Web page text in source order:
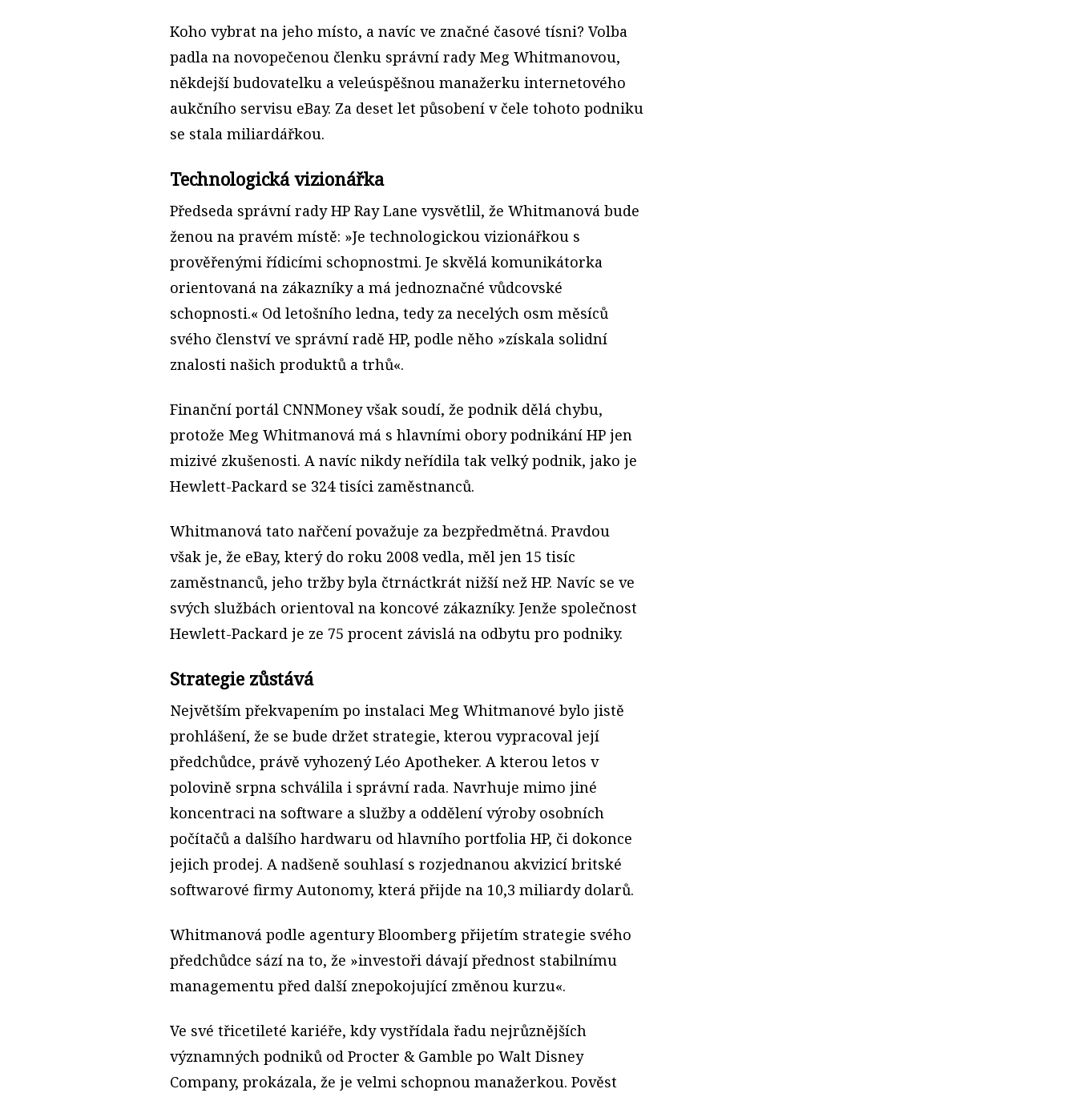
Koho vybrat na jeho místo, a navíc ve značné časové tísni? Volba
padla na novopečenou členku správní rady Meg Whitmanovou,
někdejší budovatelku a veleúspěšnou manažerku internetového
aukčního servisu eBay. Za deset let působení v čele tohoto podniku
se stala miliardářkou.
Technologická vizionářka
Předseda správní rady HP Ray Lane vysvětlil, že Whitmanová bude
ženou na pravém místě: »Je technologickou vizionářkou s
prověřenými řídicími schopnostmi. Je skvělá komunikátorka
orientovaná na zákazníky a má jednoznačné vůdcovské
schopnosti.« Od letošního ledna, tedy za necelých osm měsíců
svého členství ve správní radě HP, podle něho »získala solidní
znalosti našich produktů a trhů«.
Finanční portál CNNMoney však soudí, že podnik dělá chybu,
protože Meg Whitmanová má s hlavními obory podnikání HP jen
mizivé zkušenosti. A navíc nikdy neřídila tak velký podnik, jako je
Hewlett-Packard se 324 tisíci zaměstnanců.
Whitmanová tato nařčení považuje za bezpředmětná. Pravdou
však je, že eBay, který do roku 2008 vedla, měl jen 15 tisíc
zaměstnanců, jeho tržby byla čtrnáctkrát nižší než HP. Navíc se ve
svých službách orientoval na koncové zákazníky. Jenže společnost
Hewlett-Packard je ze 75 procent závislá na odbytu pro podniky.
Strategie zůstává
Největším překvapením po instalaci Meg Whitmanové bylo jistě
prohlášení, že se bude držet strategie, kterou vypracoval její
předchůdce, právě vyhozený Léo Apotheker. A kterou letos v
polovině srpna schválila i správní rada. Navrhuje mimo jiné
koncentraci na software a služby a oddělení výroby osobních
počítačů a dalšího hardwaru od hlavního portfolia HP, či dokonce
jejich prodej. A nadšeně souhlasí s rozjednanou akvizicí britské
softwarové firmy Autonomy, která přijde na 10,3 miliardy dolarů.
Whitmanová podle agentury Bloomberg přijetím strategie svého
předchůdce sází na to, že »investoři dávají přednost stabilnímu
managementu před další znepokojující změnou kurzu«.
Ve své třicetileté kariéře, kdy vystřídala řadu nejrůznějších
významných podniků od Procter & Gamble po Walt Disney
Company, prokázala, že je velmi schopnou manažerkou. Pověst